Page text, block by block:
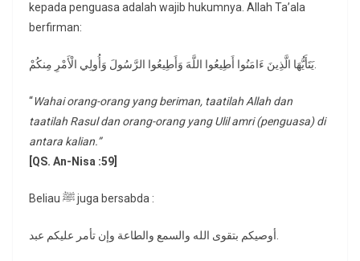
kepada penguasa adalah wajib hukumnya. Allah Ta’ala
berfirman:
يَتَأَيُّهَا الَّذِينَ ءَامَنُوا أَطِيعُوا اللَّهَ وَأَطِيعُوا الرَّسُولَ وَأُولِي الْأَمْرِ مِنكُمْ.
“Wahai orang-orang yang beriman, taatilah Allah dan
taatilah Rasul dan orang-orang yang Ulil amri (penguasa) di
antara kalian.”
[QS. An-Nisa :59]
Beliau ﷺ juga bersabda :